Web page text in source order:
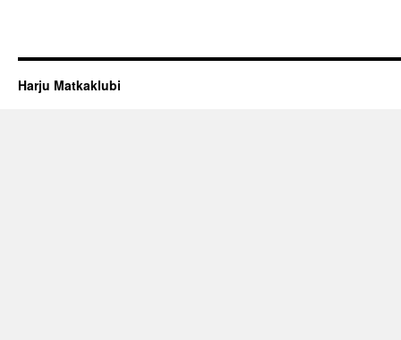
Harju Matkaklubi